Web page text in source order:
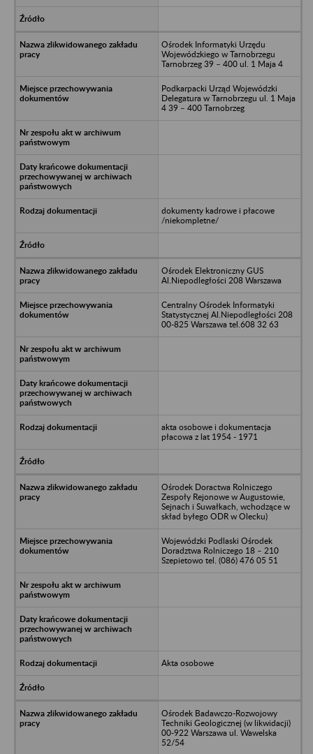
Ośrodek Informatyki Urzędu
Wojewódzkiego w Tarnobrzegu
Tarnobrzeg 39 – 400 ul. 1 Maja 4
Podkarpacki Urząd Wojewódzki
Delegatura w Tarnobrzegu ul. 1 Maja
4 39 – 400 Tarnobrzeg
dokumenty kadrowe i płacowe
/niekompletne/
Ośrodek Elektroniczny GUS
Al.Niepodległości 208 Warszawa
Centralny Ośrodek Informatyki
Statystycznej Al.Niepodległości 208
00-825 Warszawa tel.608 32 63
akta osobowe i dokumentacja
płacowa z lat 1954 - 1971
Ośrodek Doractwa Rolniczego
Zespoły Rejonowe w Augustowie,
Sejnach i Suwałkach, wchodzące w
skład byłego ODR w Olecku)
Wojewódzki Podlaski Ośrodek
Doradztwa Rolniczego 18 – 210
Szepietowo tel. (086) 476 05 51
Akta osobowe
Ośrodek Badawczo-Rozwojowy
Techniki Geologicznej (w likwidacji)
00-922 Warszawa ul. Wawelska
52/54